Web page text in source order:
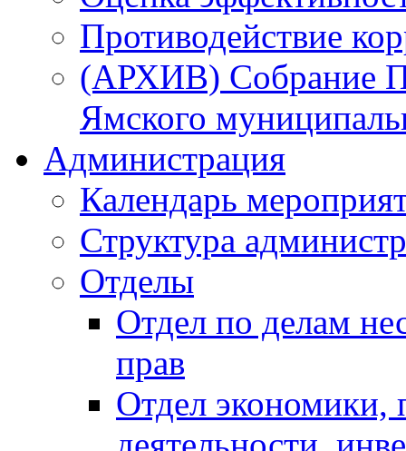
Противодействие
(АРХИВ) Собрание
Ямского
Администрация
Календарь
Структура
Отделы
Отдел по делам
прав
Отдел экономики,